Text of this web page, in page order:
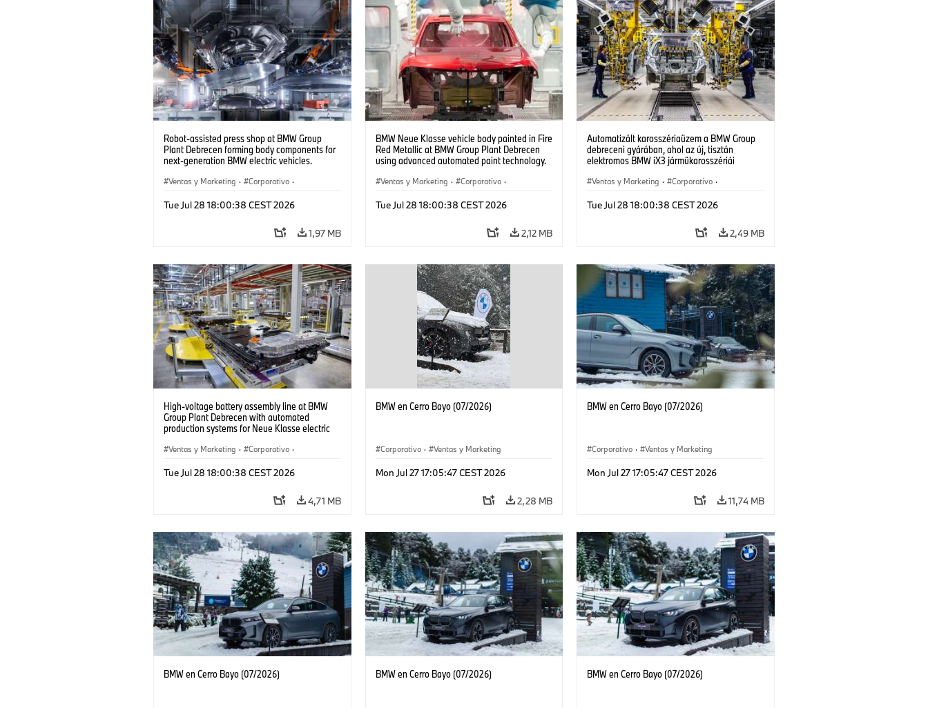
Robot-assisted press shop at BMW Group
Plant Debrecen forming body components for
next-generation BMW electric vehicles.
Ventas y Marketing · Corporativo ·
Tue Jul 28 18:00:38 CEST 2026
1,97 MB
BMW Neue Klasse vehicle body painted in Fire
Red Metallic at BMW Group Plant Debrecen
using advanced automated paint technology.
Ventas y Marketing · Corporativo ·
Tue Jul 28 18:00:38 CEST 2026
2,12 MB
Automatizált karosszériaüzem a BMW Group
debreceni gyárában, ahol az új, tisztán
elektromos BMW iX3 járműkarosszériái
Ventas y Marketing · Corporativo ·
Tue Jul 28 18:00:38 CEST 2026
2,49 MB
High-voltage battery assembly line at BMW
Group Plant Debrecen with automated
production systems for Neue Klasse electric
Ventas y Marketing · Corporativo ·
Tue Jul 28 18:00:38 CEST 2026
4,71 MB
BMW en Cerro Bayo (07/2026)
Corporativo · Ventas y Marketing
Mon Jul 27 17:05:47 CEST 2026
2,28 MB
BMW en Cerro Bayo (07/2026)
Corporativo · Ventas y Marketing
Mon Jul 27 17:05:47 CEST 2026
11,74 MB
BMW en Cerro Bayo (07/2026) BMW en Cerro Bayo (07/2026) BMW en Cerro Bayo (07/2026)